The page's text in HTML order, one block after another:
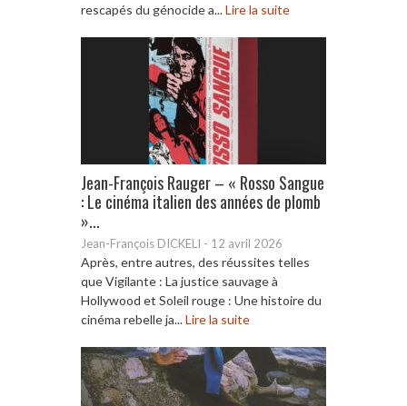
rescapés du génocide a...Lire la suite
Jean-François Rauger – « Rosso Sangue
: Le cinéma italien des années de plomb
»...
Jean-François DICKELI - 12 avril 2026
Après, entre autres, des réussites telles
que Vigilante : La justice sauvage à
Hollywood et Soleil rouge : Une histoire du
cinéma rebelle ja...Lire la suite